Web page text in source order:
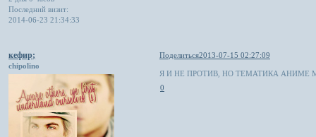
Последний визит:
2014-06-23 21:34:33
Поделиться2013-07-15 02:27:09
кефир;
chipolino
Я И НЕ ПРОТИВ, НО ТЕМАТИКА АНИМЕ
0